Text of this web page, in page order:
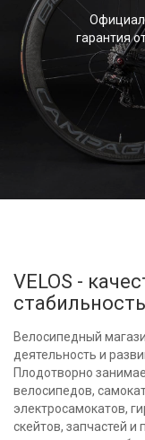
гарантия
VELOS -
Велосипедный
деятельность и
Плодотворно
велосипедов,
электросамокатов,
скейтов, запчастей и